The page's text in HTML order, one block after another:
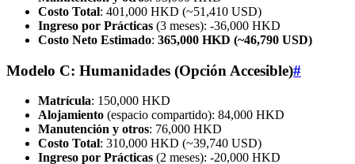
Costo Total: 401,000 HKD (~51,410 USD)
Ingreso por Prácticas (3 meses): -36,000 HKD
Costo Neto Estimado: 365,000 HKD (~46,790 USD)
Modelo C: Humanidades (Opción Accesible)#
Matrícula: 150,000 HKD
Alojamiento (espacio compartido): 84,000 HKD
Manutención y otros: 76,000 HKD
Costo Total: 310,000 HKD (~39,740 USD)
Ingreso por Prácticas (2 meses): -20,000 HKD